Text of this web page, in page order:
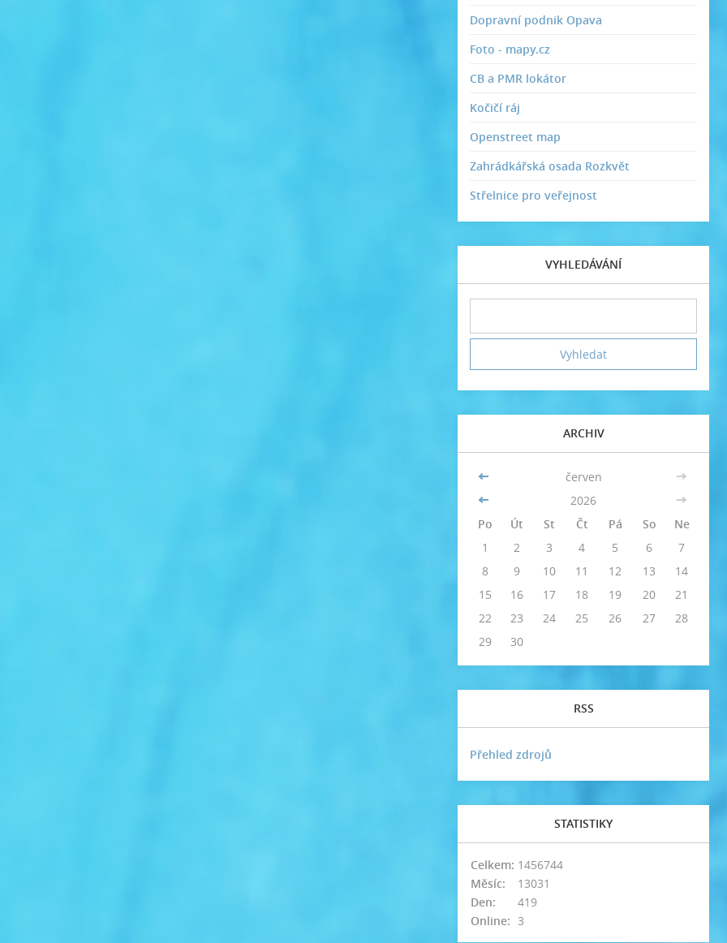
Dopravní podnik Opava
Foto - mapy.cz
CB a PMR lokátor
Kočičí ráj
Openstreet map
Zahrádkářská osada Rozkvět
Střelnice pro veřejnost
VYHLEDÁVÁNÍ
ARCHIV
<< červen
>>
<<
2026
>>
Po
Út St Čt Pá So
Ne
1
2 3 4 5 6
7
8
9 10 11 12 13
14
15
16 17 18 19 20
21
22
23 24 25 26 27
28
29
30
RSS
Přehled zdrojů
STATISTIKY
Online: 3
Celkem: 1456744
Měsíc:
13031
Den:
419